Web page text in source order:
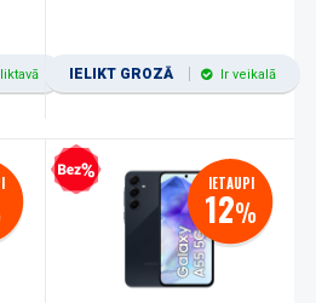
IELIKT GROZĀ Ir veikalā
Bezprocentu kredīts IETAUPI
12%